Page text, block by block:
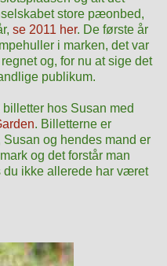
store pæonbed,
se 2011 her. De første år
i marken, det var
og, for nu at sige det
publikum.
hos Susan med
. Billetterne er
og hendes mand er
og det forstår man
du ikke allerede har været